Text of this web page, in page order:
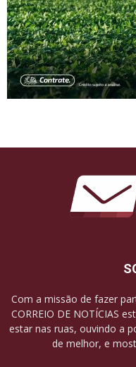
Com a missão de fazer
CORREIO DE NOTÍCIAS
estar nas ruas, ouvindo a
de melhor, e